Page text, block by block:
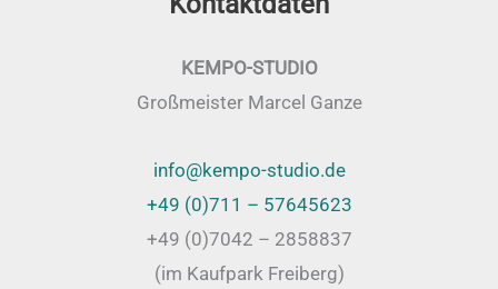
KEMPO-STUDIO
Großmeister Marcel Ganze
info@kempo-studio.de
+49 (0)711 – 57645623
+49 (0)7042 – 2858837
(im Kaufpark Freiberg)